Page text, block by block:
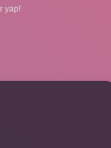
yap!